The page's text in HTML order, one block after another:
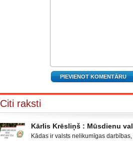
Citi raksti
Kārlis Krēsliņš : Mūsdienu
Kādas ir valsts nelikumīgas